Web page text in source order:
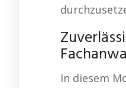
In diesem